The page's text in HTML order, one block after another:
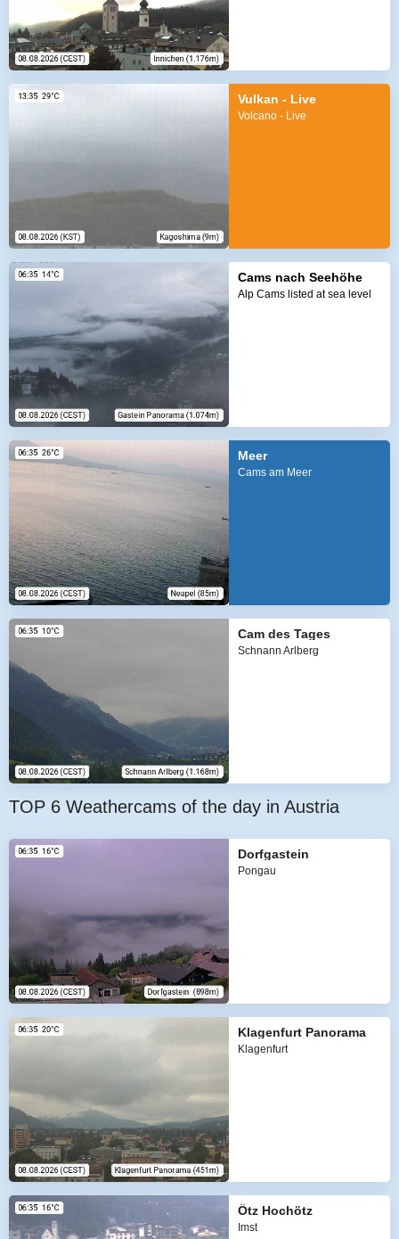
Vulkan - Live
Volcano - Live
Cams nach Seehöhe
Alp Cams listed at sea level
Meer
Cams am Meer
Cam des Tages
Schnann Arlberg
TOP 6 Weathercams of the day in Austria
Dorfgastein
Pongau
Klagenfurt Panorama
Klagenfurt
Ötz Hochötz
Imst